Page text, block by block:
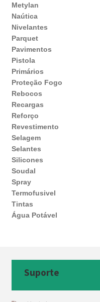
Metylan
Naútica
Nivelantes
Parquet
Pavimentos
Pistola
Primários
Proteção Fogo
Rebocos
Recargas
Reforço
Revestimento
Selagem
Selantes
Silicones
Soudal
Spray
Termofusivel
Tintas
Água Potável
Suporte